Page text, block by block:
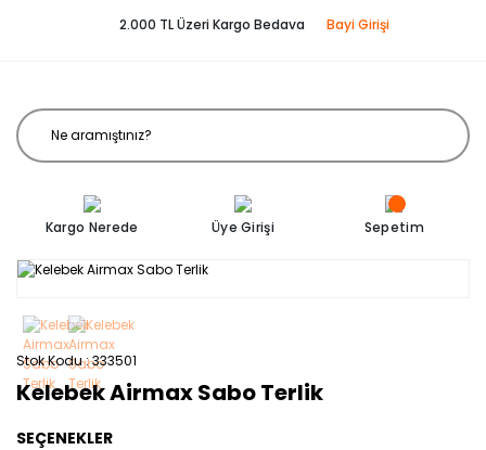
2.000 TL Üzeri Kargo Bedava Bayi Girişi
Kargo Nerede Üye Girişi Sepetim
Stok Kodu 333501
Kelebek Airmax Sabo Terlik
SEÇENEKLER